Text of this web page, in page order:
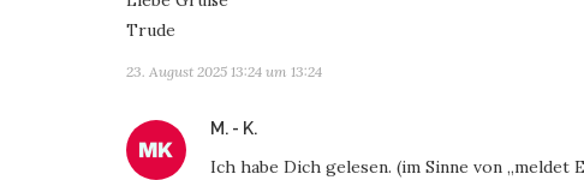
Trude
23. August 2025 13:24 um 13:24
M. - K.sagt:
Ich habe Dich gelesen. (im Sinne von „meldet